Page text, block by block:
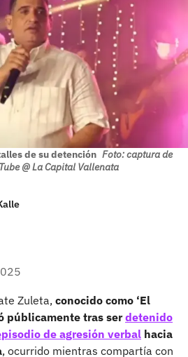
de su detención Foto: captura de
@ La Capital Vallenata
Zuleta, conocido como ‘El
públicamente tras serdetenido
de agresión verbal hacia
, ocurrido mientras compartía con